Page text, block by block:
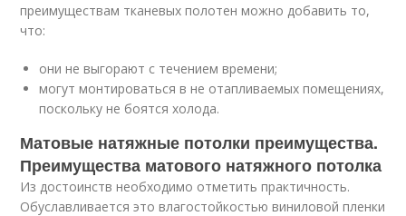
преимуществам тканевых полотен можно добавить то,
что:
они не выгорают с течением времени;
могут монтироваться в не отапливаемых помещениях,
поскольку не боятся холода.
Матовые натяжные потолки преимущества.
Преимущества матового натяжного потолка
Из достоинств необходимо отметить практичность.
Обуславливается это влагостойкостью виниловой пленки